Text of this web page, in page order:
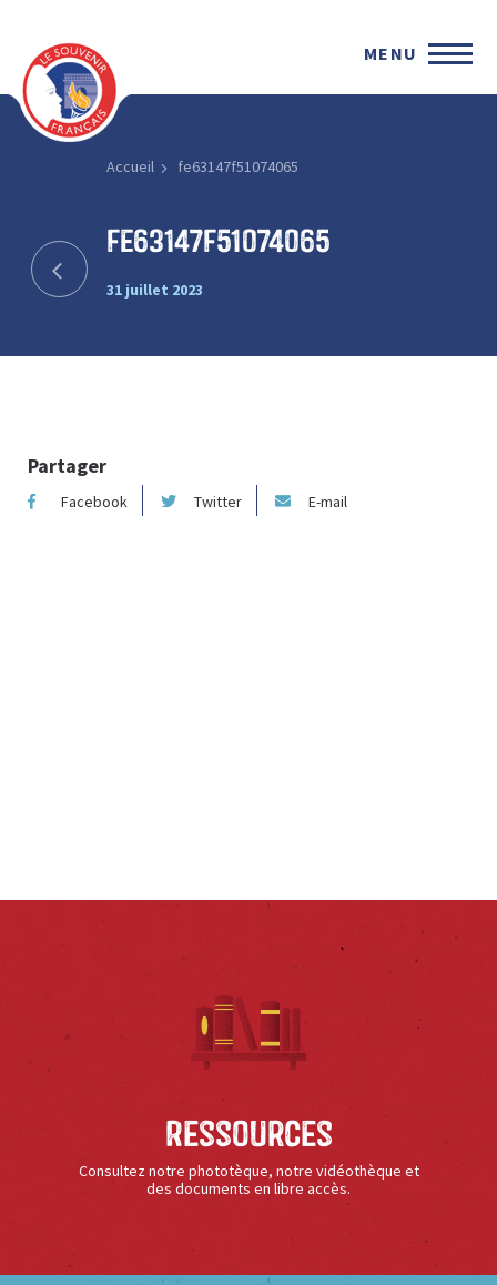
MENU
Accueil fe63147f51074065
fe63147f51074065
31 juillet 2023
Partager
Facebook Twitter E-mail
Ressources
Consultez notre phototèque, notre vidéothèque et
des documents en libre accès.